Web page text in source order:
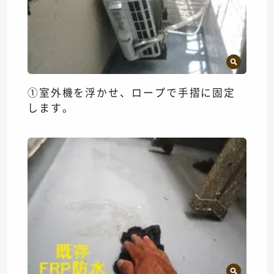
①室外機を浮かせ、ロープで手摺に固定
します。